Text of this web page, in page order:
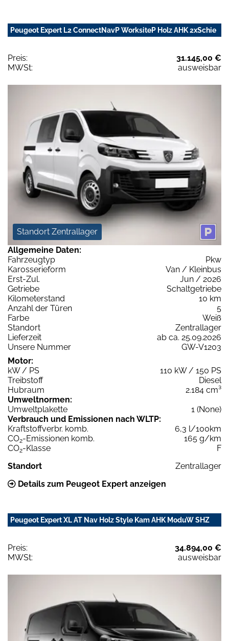
Peugeot Expert L2 ConnectNavP WorksiteP Holz AHK 2xSchie
Preis:
31.145,00 €
MWSt:
ausweisbar
Standort Zentrallager
Allgemeine Daten:
Fahrzeugtyp
Pkw
Karosserieform
Van / Kleinbus
Erst-Zul.
Jun / 2026
Getriebe
Schaltgetriebe
Kilometerstand
10 km
Anzahl der Türen
5
Farbe
Weiß
Standort
Zentrallager
Lieferzeit
ab ca. 25.09.2026
Unsere Nummer
GW-V1203
Motor:
kW / PS
110 kW / 150 PS
Treibstoff
Diesel
Hubraum
2.184 cm³
Umweltnormen:
Umweltplakette
1 (None)
Verbrauch und Emissionen nach WLTP:
Kraftstoffverbr. komb.
6,3 l/100km
CO2-Emissionen komb.
165 g/km
CO2-Klasse
F
Standort
Zentrallager
Details zum Peugeot Expert anzeigen
Peugeot Expert XL AT Nav Holz Style Kam AHK ModuW SHZ
Preis:
34.894,00 €
MWSt:
ausweisbar